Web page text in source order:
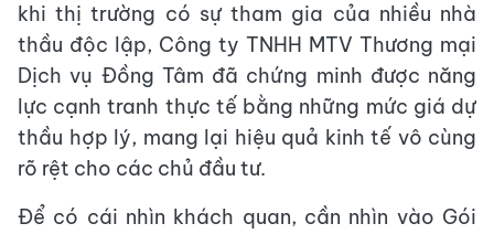
khi thị trường có sự tham gia của nhiều nhà
thầu độc lập, Công ty TNHH MTV Thương mại
Dịch vụ Đồng Tâm đã chứng minh được năng
lực cạnh tranh thực tế bằng những mức giá dự
thầu hợp lý, mang lại hiệu quả kinh tế vô cùng
rõ rệt cho các chủ đầu tư.
Để có cái nhìn khách quan, cần nhìn vào Gói